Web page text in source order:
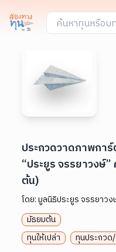
ประกวดวาดภาพกา
“ประยูร จรรยาวงษ์
ต้น)
โดย:มูลนิธิประยูร จรรยาวง
มัธยมต้น
ทุนให้เปล่า
ทุนประกวด